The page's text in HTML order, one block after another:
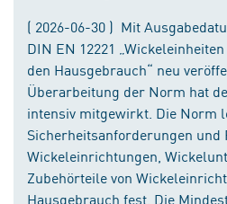
( 2026-06-30 ) Mit
DIN EN 12221
den Hausgebrauch“ neu
Überarbeitung der Norm hat
intensiv mitgewirkt. Die Norm
Sicherheitsanforderungen
Wickeleinrichtungen,
Zubehörteile von
Hausgebrauch fest. Die